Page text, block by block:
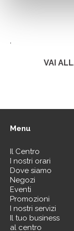
.
VAI
Menu
Il Centro
I nostri orari
Dove siamo
Negozi
Eventi
Promozioni
I nostri servizi
Il tuo business
al centro